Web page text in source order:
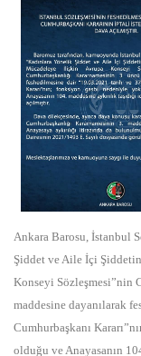
Ankara Barosu, İstanbul
Şiddet ve Aile İçi
Konseyi Sözleşmesi”nin
maddesine dayanılarak
Cumhurbaşkanı
olduğu ve Anayasanın